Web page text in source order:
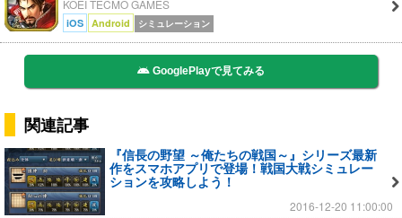
KOEI TECMO GAMES
iOS Android シミュレーション
GooglePlayで見てみる
関連記事
『信長の野望 ～俺たちの戦国～』シリーズ最新
作をスマホアプリで登場！戦国大戦シミュレー
ションを攻略しよう！
2016-12-20 11:00:00